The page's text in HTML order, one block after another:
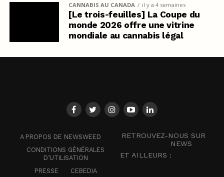
CANNABIS AU CANADA il y a 4 semaines
[Le trois-feuilles] La Coupe du
monde 2026 offre une vitrine
mondiale au cannabis légal
A PROPOS DE NEWSWEED
CONDITIONS GÉNÉRALES
D’UTILISATION
PRESSE
CEBEDIA
RETROUVEZ-NOUS SUR
NEWS
ET AILLEURS :